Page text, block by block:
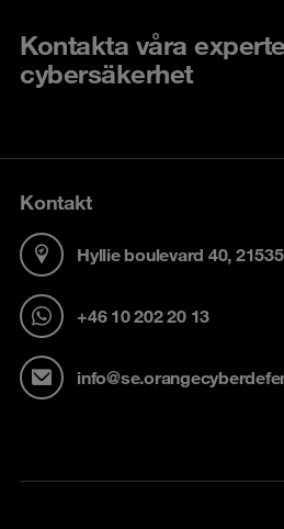
Kontakta våra
cybersäkerhet
Kontakt
Hyllie boulevard 40,
+46 10 202 20 13